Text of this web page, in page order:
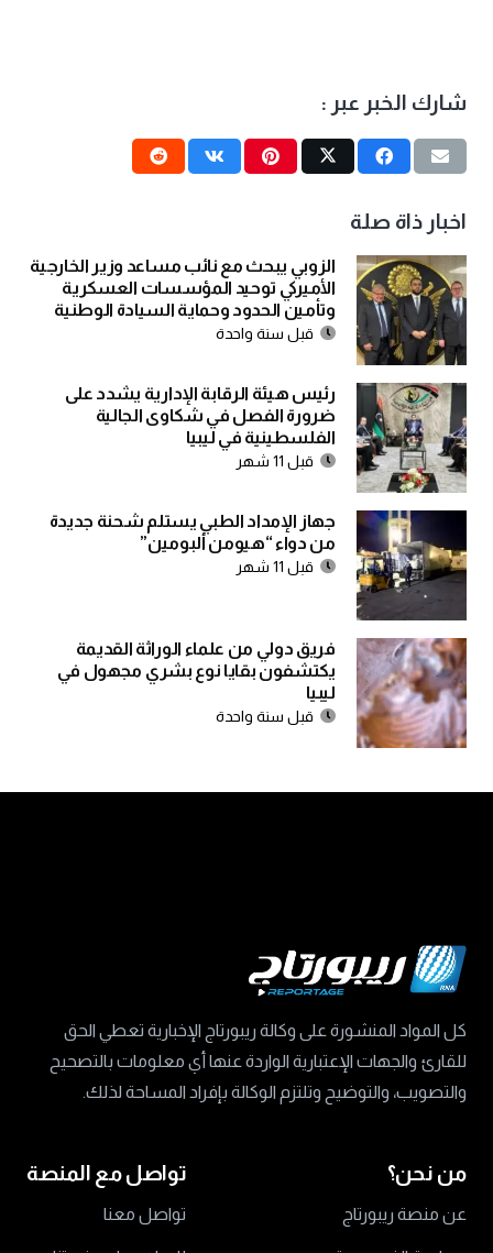
شارك الخبر عبر :
اخبار ذاة صلة
الزوبي يبحث مع نائب مساعد وزير الخارجية
الأميركي توحيد المؤسسات العسكرية
وتأمين الحدود وحماية السيادة الوطنية
قبل سنة واحدة
رئيس هيئة الرقابة الإدارية يشدد على
ضرورة الفصل في شكاوى الجالية
الفلسطينية في ليبيا
قبل 11 شهر
جهاز الإمداد الطبي يستلم شحنة جديدة
من دواء “هيومن ألبومين”
قبل 11 شهر
فريق دولي من علماء الوراثة القديمة
يكتشفون بقايا نوع بشري مجهول في
ليبيا
قبل سنة واحدة
كل المواد المنشورة على وكالة ريبورتاج الإخبارية تعطي الحق
للقارئ والجهات الإعتبارية الواردة عنها أي معلومات بالتصحيح
والتصويب، والتوضيح وتلتزم الوكالة بإفراد المساحة لذلك.
من نحن؟
عن منصة ريبورتاج
تواصل مع المنصة
تواصل معنا